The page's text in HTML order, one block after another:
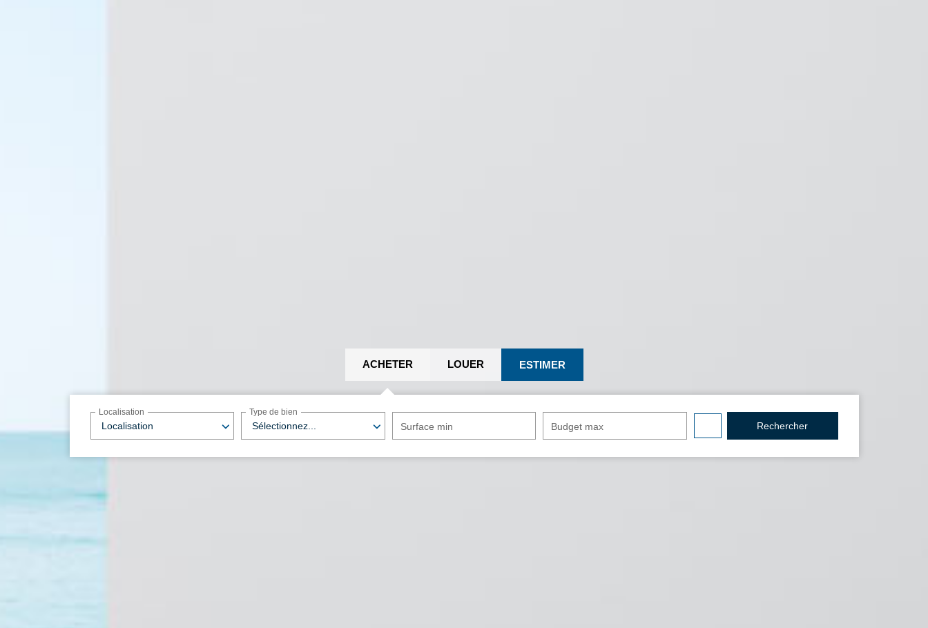
ACHETER LOUER ESTIMER
Localisation
Localisation
Sélectionnez...
Type de bien
Surface min Budget max